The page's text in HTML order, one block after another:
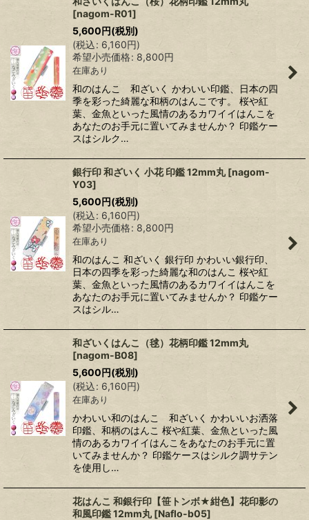
[nagom-R01]
5,600円(税別)
(税込: 6,160円)
希望小売価格: 8,800円
在庫あり
和のはんこ 和ざいく かわいい印鑑、日本の四
季を彩った綺麗な和柄のはんこです。 桜や紅
葉、金魚といった風情のあるカワイイはんこを
あなたのお手元に置いてみませんか？ 印鑑ケー
スはシルク…
銀行印 和ざいく 小花 印鑑 12mm丸 [nagom-
Y03]
5,600円(税別)
(税込: 6,160円)
希望小売価格: 8,800円
在庫あり
和のはんこ 和ざいく 銀行印 かわいい銀行印、
日本の四季を彩った綺麗な和のはんこ 桜や紅
葉、金魚といった風情のあるカワイイはんこを
あなたのお手元に置いてみませんか？ 印鑑ケー
スはシル…
和ざいくはんこ（毬）花柄印鑑 12mm丸
[nagom-B08]
5,600円(税別)
(税込: 6,160円)
在庫あり
かわいい和のはんこ 和ざいく かわいいお洒落
印鑑、和柄のはんこ 桜や紅葉、金魚といった風
情のあるカワイイはんこをあなたのお手元に置
いてみませんか？ 印鑑ケースはシルク調サテン
を使用し…
花はんこ 和銀行印【笹トンボ★紺色】花印影の
和風印鑑 12mm丸 [Naflo-b05]